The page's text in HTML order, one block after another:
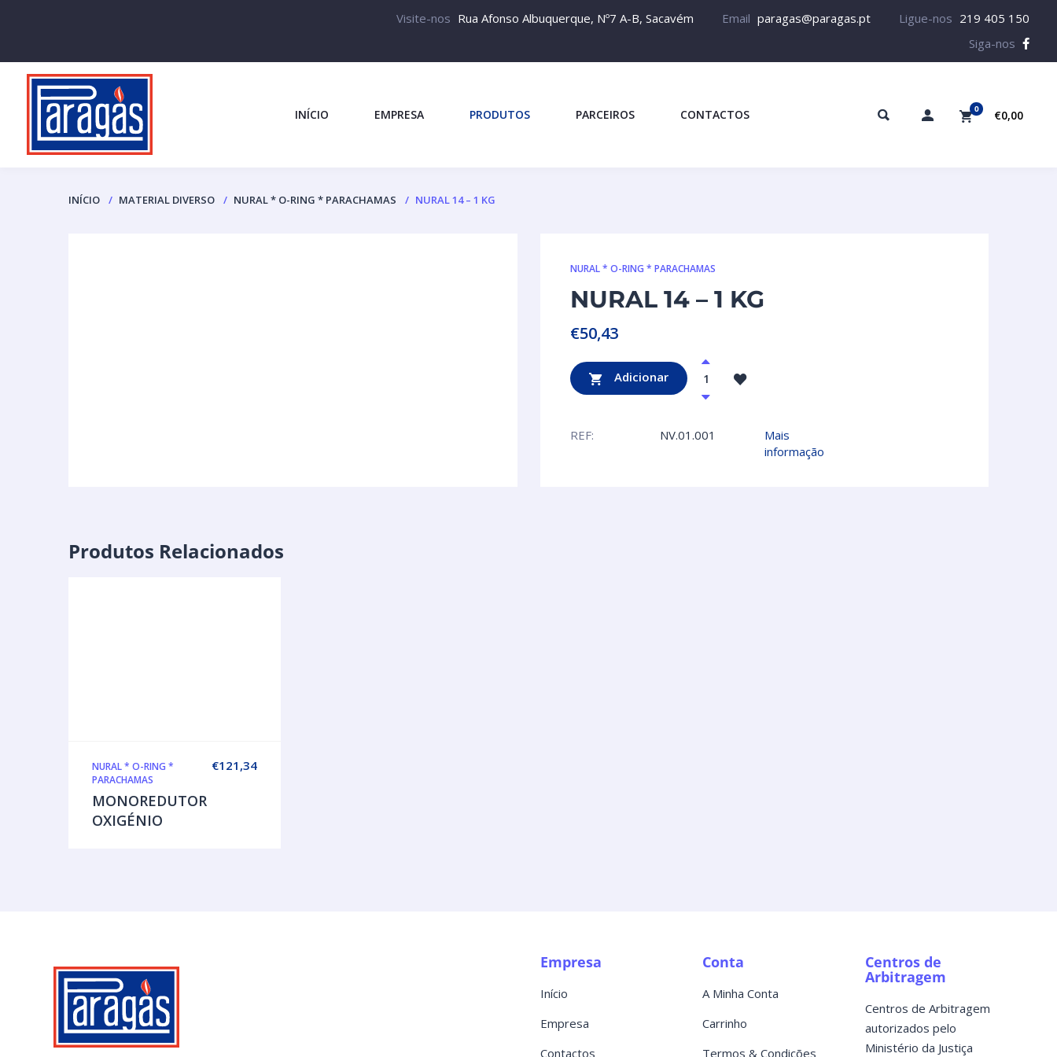
Visite-nos Rua Afonso Albuquerque, Nº7 A-B, Sacavém Email paragas@paragas.pt Ligue-nos 219 405 150
Siga-nos
INÍCIO EMPRESA PRODUTOS PARCEIROS CONTACTOS 0 €0,00
INÍCIO MATERIAL DIVERSO NURAL * O-RING * PARACHAMAS NURAL 14 – 1 KG
NURAL * O-RING * PARACHAMAS
NURAL 14 – 1 KG
€50,43
Adicionar
REF: NV.01.001
Mais
informação
Produtos Relacionados
€121,34
NURAL * O-RING *
PARACHAMAS
MONOREDUTOR
OXIGÉNIO
Empresa
Início
Empresa
Contactos
Conta
A Minha Conta
Carrinho
Termos & Condições
Centros de
Arbitragem
Centros de Arbitragem
autorizados pelo
Ministério da Justiça